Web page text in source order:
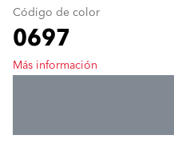
Código de color
0697
Más información